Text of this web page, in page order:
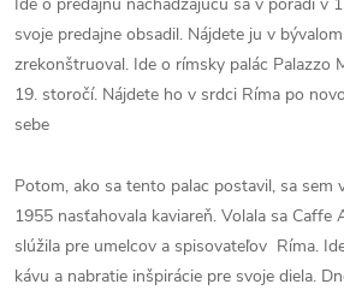
svoje predajne obsadil. Nájdete ju v
zrekonštruoval. Ide o rímsky palác Palazzo
19. storočí. Nájdete ho v srdci Ríma po
sebe
Potom, ako sa tento palac postavil, sa sem
1955 nasťahovala kaviareň. Volala sa Caffe
slúžila pre umelcov a spisovateľov Ríma.
kávu a nabratie inšpirácie pre svoje diela.